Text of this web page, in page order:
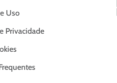
Uso
Privacidade